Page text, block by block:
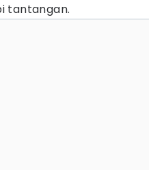
tantangan.